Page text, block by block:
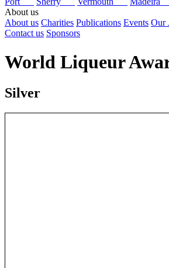
About us
About us Charities Publications Events Our
Contact us Sponsors
World Liqueur
Silver